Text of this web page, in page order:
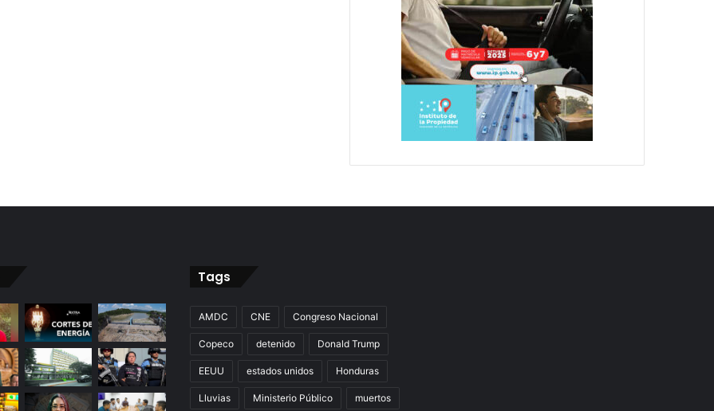
Tags
AMDC CNE Congreso Nacional
Copeco detenido Donald Trump
EEUU estados unidos Honduras
Lluvias Ministerio Público muertos